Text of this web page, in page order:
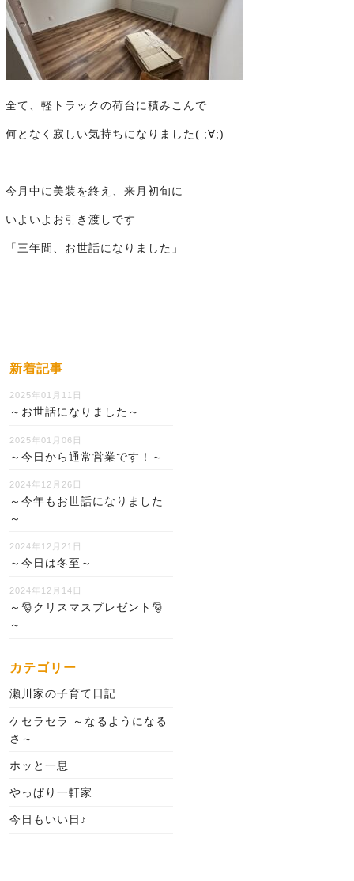
全て、軽トラックの荷台に積みこんで
何となく寂しい気持ちになりました( ;∀;)
今月中に美装を終え、来月初旬に
いよいよお引き渡しです
「三年間、お世話になりました」
新着記事
2025年01月11日
～お世話になりました～
2025年01月06日
～今日から通常営業です！～
2024年12月26日
～今年もお世話になりました
～
2024年12月21日
～今日は冬至～
2024年12月14日
～🎅クリスマスプレゼント🎅
～
カテゴリー
瀬川家の子育て日記
ケセラセラ ～なるようになる
さ～
ホッと一息
やっぱり一軒家
今日もいい日♪